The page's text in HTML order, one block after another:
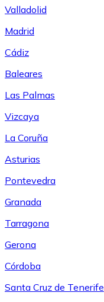
Valladolid
Madrid
Cádiz
Baleares
Las Palmas
Vizcaya
La Coruña
Asturias
Pontevedra
Granada
Tarragona
Gerona
Córdoba
Santa Cruz de Tenerife